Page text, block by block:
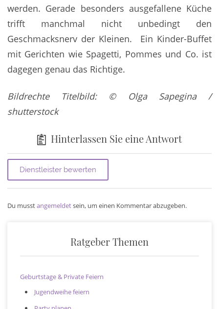
werden. Gerade besonders ausgefallene Küche
trifft manchmal nicht unbedingt den
Geschmacksnerv der Kleinen. Ein Kinder-Buffet
mit Gerichten wie Spagetti, Pommes und Co. ist
dagegen genau das Richtige.
Bildrechte Titelbild: © Olga Sapegina /
shutterstock
Hinterlassen Sie eine Antwort
Du musstangemeldetsein, um einen Kommentar abzugeben.
Ratgeber Themen
Geburtstage & Private Feiern
Jugendweihe feiern